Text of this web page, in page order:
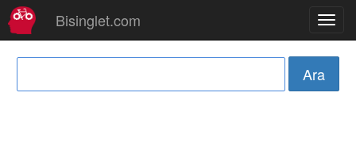
Bisinglet.com